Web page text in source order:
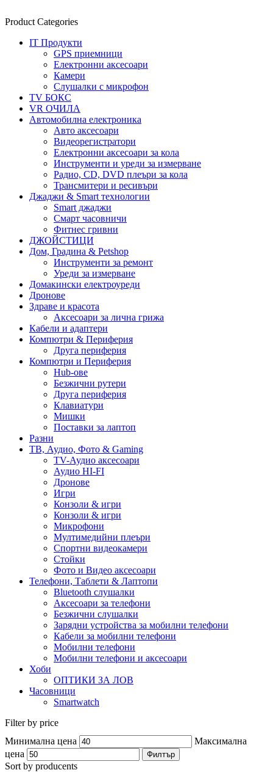
Product Categories
IT Продукти
GPS приемници
Електронни аксесоари
Камери
Слушалки с микрофон
TV БОКС
VR ОЧИЛА
Автомобилна електроника
Авто аксесоари
Видеорегистратори
Електронни аксесоари за кола
Инструменти и уреди за измерване
Радио, CD, DVD плеъри за кола
Трансмитери и ресивъри
Джаджи & Smart технологии
Smart джаджи
Смарт часовничи
Фитнес гривни
ДЖОЙСТИЦИ
Дом, Градина & Petshop
Инструменти за ремонт
Уреди за измерване
Домакински електроуреди
Дронове
Здраве и красота
Аксесоари за лична грижа
Кабели и адаптери
Компютри & Периферия
Друга периферия
Компютри и Периферия
Hub-ове
Безжични рутери
Друга периферия
Клавиатури
Мишки
Поставки за лаптоп
Разни
ТВ, Аудио, Фото & Gaming
TV-Аудио аксесоари
Аудио HI-FI
Дронове
Игри
Конзоли & игри
Конзоли & игри
Микрофони
Мултимедийни плеъри
Спортни видеокамери
Стойки
Фото и Видео аксесоари
Телефони, Таблети & Лаптопи
Bluetooth слушалки
Аксесоари за телефони
Безжични слушалки
Зарядни устройства за мобилни телефони
Кабели за мобилни телефони
Мобилни телефони
Мобилни телефони и аксесоари
Хоби
ОПТИКИ ЗА ЛОВ
Часовници
Smartwatch
Filter by price
Минимална цена
Максимална
цена
Филтър
Sort by producents